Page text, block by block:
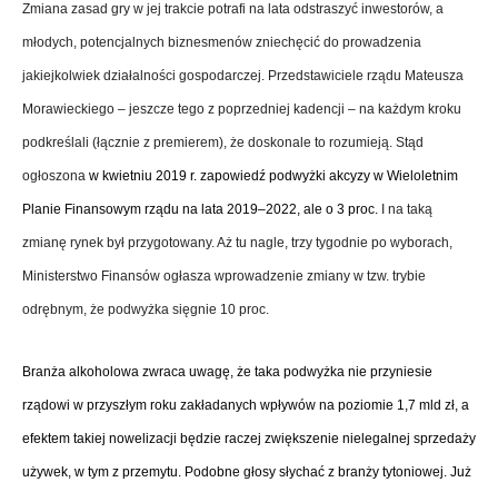
Zmiana zasad gry w jej trakcie potrafi na lata odstraszyć inwestorów, a
młodych, potencjalnych biznesmenów zniechęcić do prowadzenia
jakiejkolwiek działalności gospodarczej. Przedstawiciele rządu Mateusza
Morawieckiego – jeszcze tego z poprzedniej kadencji – na każdym kroku
podkreślali (łącznie z premierem), że doskonale to rozumieją. Stąd
ogłoszona w kwietniu 2019 r. zapowiedź podwyżki akcyzy w Wieloletnim
Planie Finansowym rządu na lata 2019–2022, ale o 3 proc. I na taką
zmianę rynek był przygotowany. Aż tu nagle, trzy tygodnie po wyborach,
Ministerstwo Finansów ogłasza wprowadzenie zmiany w tzw. trybie
odrębnym, że podwyżka sięgnie 10 proc.
Branża alkoholowa zwraca uwagę, że taka podwyżka nie przyniesie
rządowi w przyszłym roku zakładanych wpływów na poziomie 1,7 mld zł, a
efektem takiej nowelizacji będzie raczej zwiększenie nielegalnej sprzedaży
używek, w tym z przemytu. Podobne głosy słychać z branży tytoniowej. Już